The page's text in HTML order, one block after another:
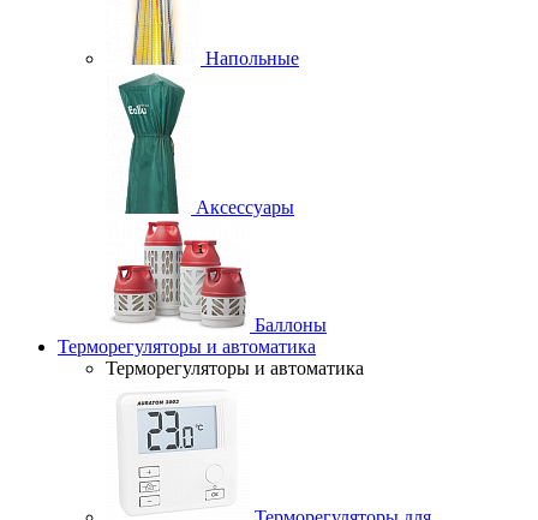
Напольные
Аксессуары
Баллоны
Терморегуляторы и автоматика
Терморегуляторы и автоматика